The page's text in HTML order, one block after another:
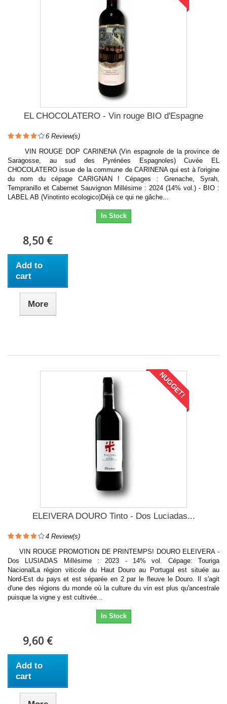
EL CHOCOLATERO - Vin rouge BIO d'Espagne
6 Review(s)
VIN ROUGE DOP CARINENA (Vin espagnole de la province de
Saragosse, au sud des Pyrénées Espagnoles) Cuvée EL
CHOCOLATERO issue de la commune de CARINENA qui est à l'origine
du nom du cépage CARIGNAN ! Cépages : Grenache, Syrah,
Tempranillo et Cabernet Sauvignon Millésime : 2024 (14% vol.) - BIO :
LABEL AB (Vinotinto ecologico)Déjà ce qui ne gâche...
In Stock
8,50 €
Add to
cart
More
NUGGET!
ELEIVERA DOURO Tinto - Dos Luciadas...
4 Review(s)
VIN ROUGE PROMOTION DE PRINTEMPS! DOURO ELEIVERA -
Dos LUSIADAS Millésime : 2023 - 14% vol. Cépage: Touriga
NacionalLa région viticole du Haut Douro au Portugal est située au
Nord-Est du pays et est séparée en 2 par le fleuve le Douro. Il s'agit
d'une des régions du monde où la culture du vin est plus qu'ancestrale
puisque la vigne y est cultivée...
In Stock
9,60 €
Add to
cart